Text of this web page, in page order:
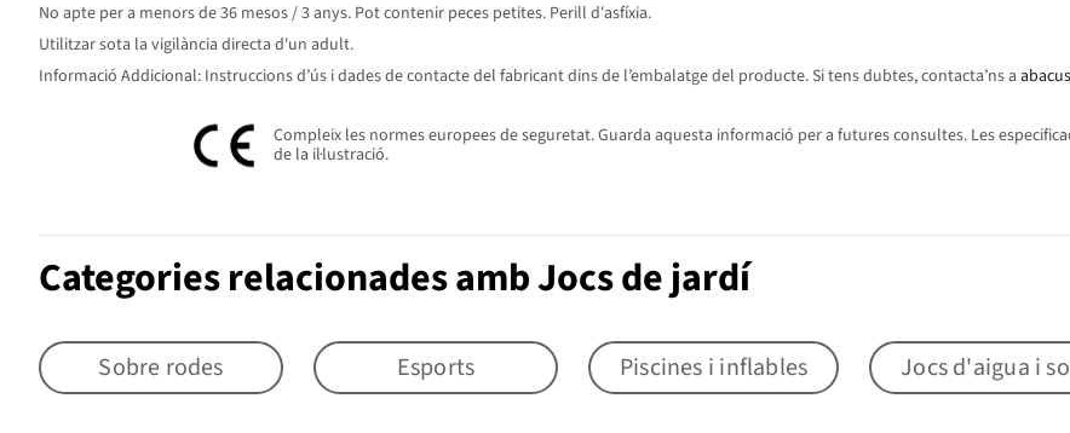
No apte per a menors de 36 mesos / 3 anys. Pot contenir peces petites. Perill d'asfíxia.
Utilitzar sota la vigilància directa d'un adult.
Informació Addicional: Instruccions d’ús i dades de contacte del fabricant dins de l’embalatge del producte. Si tens dubtes, contacta’ns a
Compleix les normes europees de seguretat. Guarda aquesta informació per a futures consultes. Les
de la il·lustració.
Categories relacionades amb Jocs de jardí
Sobre rodes Esports Piscines i inflables Jocs d'aigua i